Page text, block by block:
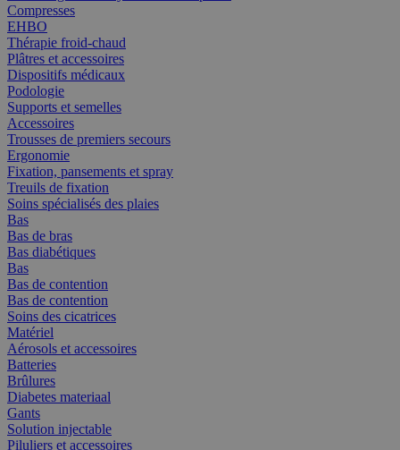
Compresses
EHBO
Thérapie froid-chaud
Plâtres et accessoires
Dispositifs médicaux
Podologie
Supports et semelles
Accessoires
Trousses de premiers secours
Ergonomie
Fixation, pansements et spray
Treuils de fixation
Soins spécialisés des plaies
Bas
Bas de bras
Bas diabétiques
Bas
Bas de contention
Bas de contention
Soins des cicatrices
Matériel
Aérosols et accessoires
Batteries
Brûlures
Diabetes materiaal
Gants
Solution injectable
Piluliers et accessoires